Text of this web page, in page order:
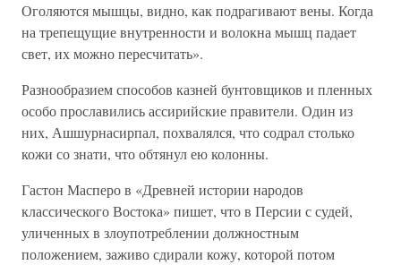
Оголяются мышцы, видно, как подрагивают вены. Когда
на трепещущие внутренности и волокна мышц падает
свет, их можно пересчитать».
Разнообразием способов казней бунтовщиков и пленных
особо прославились ассирийские правители. Один из
них, Ашшурнасирпал, похвалялся, что содрал столько
кожи со знати, что обтянул ею колонны.
Гастон Масперо в «Древней истории народов
классического Востока» пишет, что в Персии с судей,
уличенных в злоупотреблении должностным
положением, заживо сдирали кожу, которой потом